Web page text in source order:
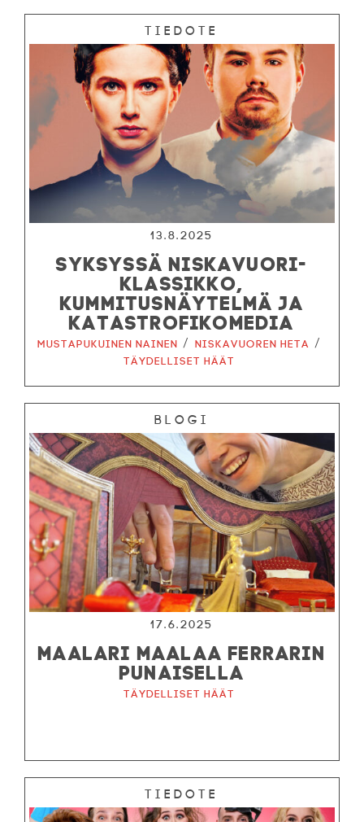
Tiedote
13.8.2025
SYKSYSSÄ NISKAVUORI-
KLASSIKKO,
KUMMITUSNÄYTELMÄ JA
KATASTROFIKOMEDIA
Mustapukuinen nainen / Niskavuoren Heta /
Täydelliset häät
Blogi
17.6.2025
MAALARI MAALAA FERRARIN
PUNAISELLA
Täydelliset häät
Tiedote